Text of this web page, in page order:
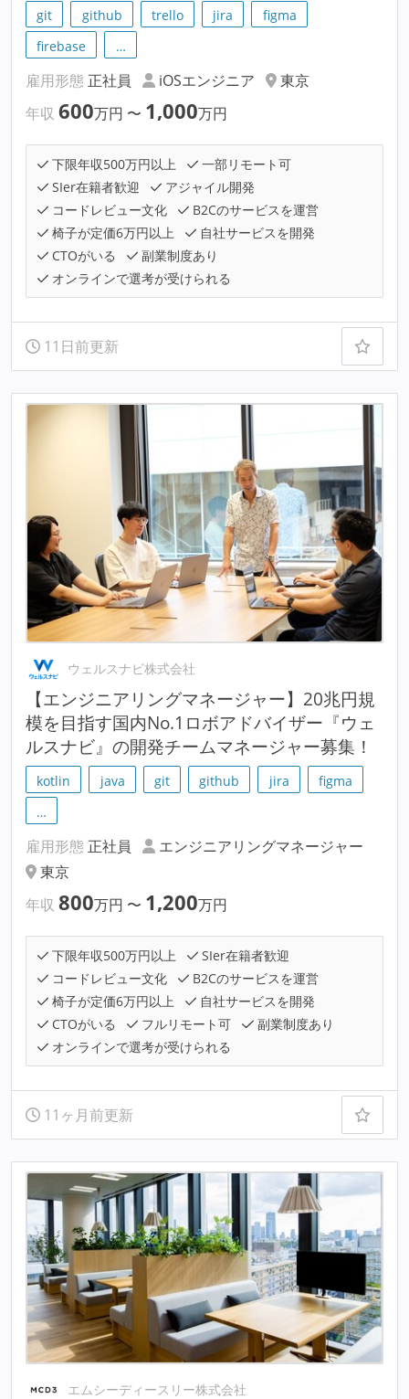
git github trello jira
figma
firebase
…
雇用形態 正社員 iOSエンジニア
東京
年収 600万円 〜 1,000万円
下限年収500万円以上
一部リモート可
SIer在籍者歓迎
アジャイル開発
コードレビュー文化
B2Cのサービスを運営
椅子が定価6万円以上
自社サービスを開発
CTOがいる
副業制度あり
オンラインで選考が受けられる
11日前更新
ウェルスナビ株式会社
【エンジニアリングマネージャー】20兆円規
模を目指す国内No.1ロボアドバイザー『ウェ
ルスナビ』の開発チームマネージャー募集！
kotlin java git github jira
figma
…
雇用形態 正社員
エンジニアリングマネージャー
東京
年収 800万円 〜 1,200万円
下限年収500万円以上
SIer在籍者歓迎
コードレビュー文化
B2Cのサービスを運営
椅子が定価6万円以上
自社サービスを開発
CTOがいる
フルリモート可
副業制度あり
オンラインで選考が受けられる
11ヶ月前更新
エムシーディースリー株式会社